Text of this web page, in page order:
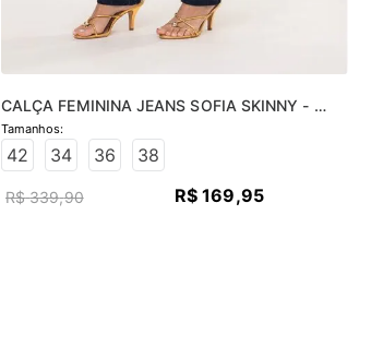
CALÇA FEMININA JEANS SOFIA SKINNY -
JEANS ESCURO
42 34 36 38
R$ 339,90 R$ 169,95